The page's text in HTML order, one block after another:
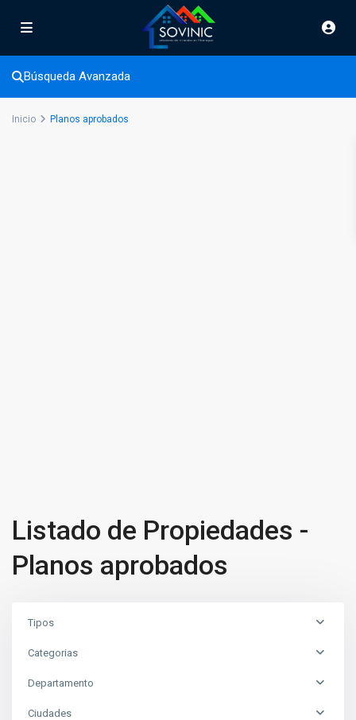
Planos aprobados
Búsqueda Avanzada
Inicio Planos aprobados
Listado de Propiedades -
Planos aprobados
Tipos
Categorias
Departamento
Ciudades